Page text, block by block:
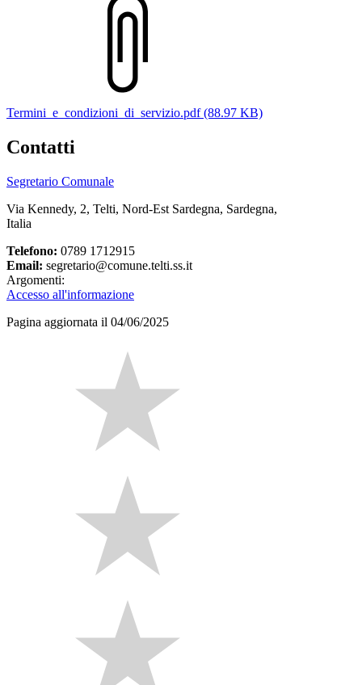
Termini_e_condizioni_di_servizio.pdf (88.97 KB)
Contatti
Segretario Comunale
Via Kennedy, 2, Telti, Nord-Est Sardegna, Sardegna,
Italia
Telefono: 0789 1712915
Email: segretario@comune.telti.ss.it
Argomenti:
Accesso all'informazione
Pagina aggiornata il 04/06/2025